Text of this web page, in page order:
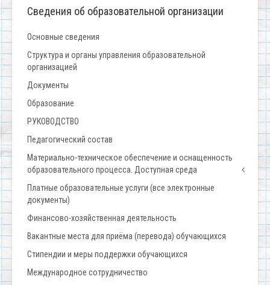
Сведения об образовательной организации
Основные сведения
Структура и органы управления образовательной
организацией
Документы
Образование
РУКОВОДСТВО
Педагогический состав
Материально-техническое обеспечение и оснащенность
образовательного процесса. Доступная среда
Платные образовательные услуги (все электронные
документы)
Финансово-хозяйственная деятельность
Вакантные места для приёма (перевода) обучающихся
Стипендии и меры поддержки обучающихся
Международное сотрудничество